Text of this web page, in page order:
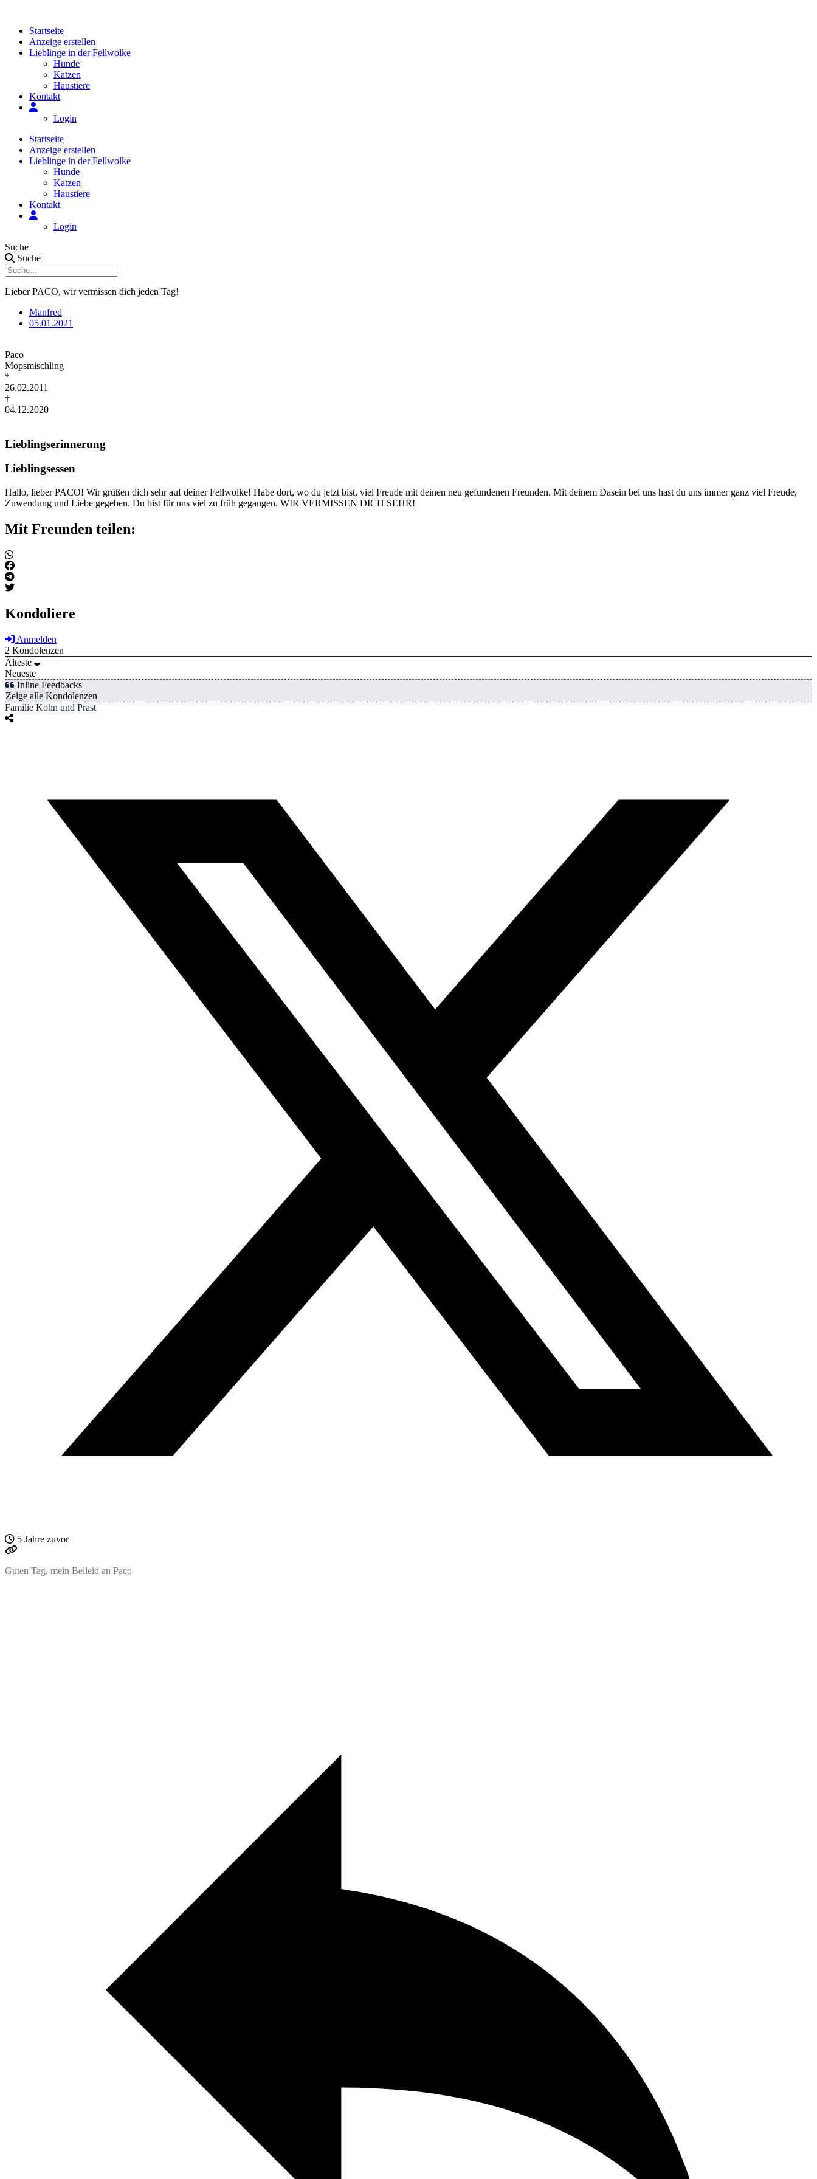
springenStartseite
Anzeige erstellen
Lieblinge in der Fellwolke
Hunde
Katzen
Haustiere
Kontakt
Login
Startseite
Anzeige erstellen
Lieblinge in der Fellwolke
Hunde
Katzen
Haustiere
Kontakt
Login
Suche
Suche
Lieber PACO, wir vermissen dich jeden Tag!
Manfred
05.01.2021
Paco
Mopsmischling
*
26.02.2011
†
04.12.2020
Lieblingserinnerung
Lieblingsessen
Hallo, lieber PACO! Wir grüßen dich sehr auf deiner Fellwolke! Habe dort, wo du jetzt bist, viel Freude mit deinen neu gefundenen Freunden. Mit deinem Dasein bei uns hast du uns immer ganz viel Freude,
Zuwendung und Liebe gegeben. Du bist für uns viel zu früh gegangen. WIR VERMISSEN DICH SEHR!
Mit Freunden teilen:
Kondoliere
Anmelden
2 Kondolenzen
Älteste
Neueste
Inline Feedbacks
Zeige alle Kondolenzen
Familie Kohn und Prast
5 Jahre zuvor
Guten Tag, mein Beileid an Paco